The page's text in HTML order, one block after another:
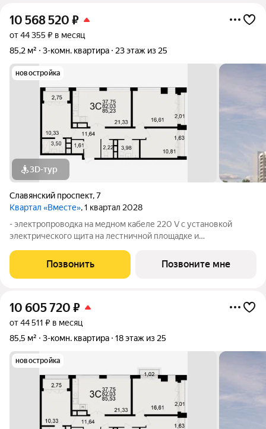
10 568 520 ₽
от 44 355 ₽ в месяц
85,2 м²
3-комн. квартира 23 этаж из 25
новостройка
3D-тур
Славянский проспект,7
Квартал «Вместе», 1 квартал 2028
- электропроводка на медном кабеле 220 V с установкой
электрического щита на лестничной площадке и
стен, кроме стен лоджий, откосов дверных и оконных
проемов, ниш прохождения стояков
Позвонить Позвоните мне
10 605 720 ₽
от 44 511 ₽ в месяц
85,5 м²
3-комн. квартира 18 этаж из 25
новостройка